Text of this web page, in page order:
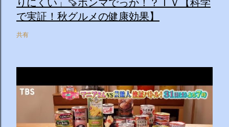
で実証！秋グルメの健康効果】
共有